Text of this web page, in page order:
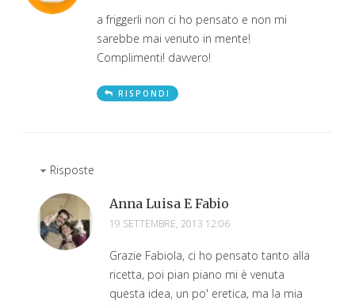
a friggerli non ci ho pensato e non mi
sarebbe mai venuto in mente!
Complimenti! davvero!
RISPONDI
Risposte
Anna Luisa E Fabio
19 SETTEMBRE, 2013 12:06
Grazie Fabiola, ci ho pensato tanto alla
ricetta, poi pian piano mi è venuta
questa idea, un po' eretica, ma la mia